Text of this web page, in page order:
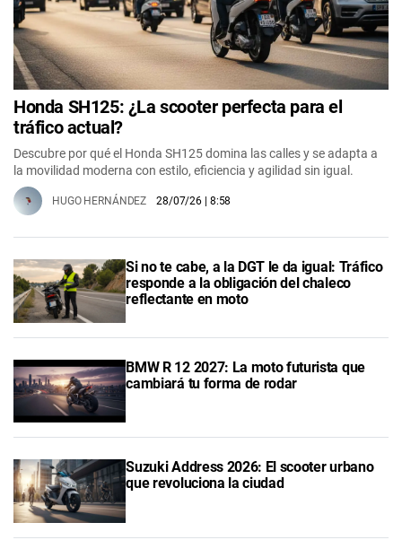
Honda SH125: ¿La scooter perfecta para el
tráfico actual?
Descubre por qué el Honda SH125 domina las calles y se adapta a
la movilidad moderna con estilo, eficiencia y agilidad sin igual.
HUGO HERNÁNDEZ 28/07/26 | 8:58
Si no te cabe, a la DGT le da igual: Tráfico
responde a la obligación del chaleco
reflectante en moto
BMW R 12 2027: La moto futurista que
cambiará tu forma de rodar
Suzuki Address 2026: El scooter urbano
que revoluciona la ciudad